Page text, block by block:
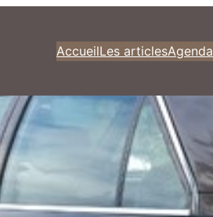
AccueilLes articlesAgenda